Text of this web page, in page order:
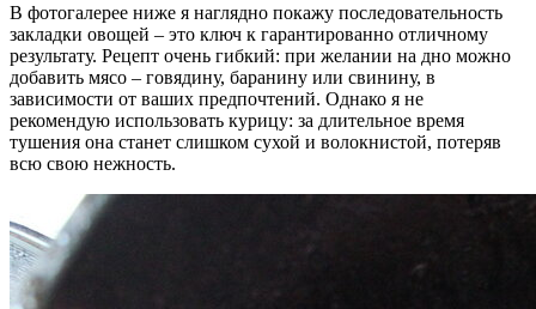
В фотогалерее ниже я наглядно покажу последовательность
закладки овощей – это ключ к гарантированно отличному
результату. Рецепт очень гибкий: при желании на дно можно
добавить мясо – говядину, баранину или свинину, в
зависимости от ваших предпочтений. Однако я не
рекомендую использовать курицу: за длительное время
тушения она станет слишком сухой и волокнистой, потеряв
всю свою нежность.